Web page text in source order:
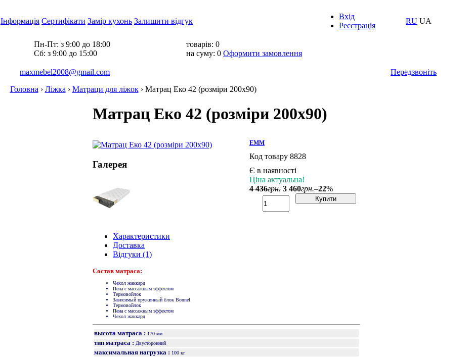
Інформація Сертифікати Замір кухонь Залишити відгук
Вхід
Реєстрація
RU UA
Пн-Пт: з 9:00 до 18:00
Cб: з 9:00 до 15:00
товарів: 0
на суму: 0 Оформити замовлення
maxmebel2008@gmail.com
Передзвоніть
Головна › Ліжка › Матраци для ліжок› Матрац Еко 42 (розміри 200х90)
Матрац Еко 42 (розміри 200х90)
Галерея
ЕММ
Код товару 8828
Є в наявності
Ціна актуальна!
4 436грн. 3 460грн.–22%
Купити
Характеристики
Доставка
Відгуки (1)
Состав матраса:
Чехол жаккард
Пена с массажным эффектом
Термовойлок
Зависимый пружинный блок Bonnel
Термовойлок
Пена с массажным эффектом
Чехол жаккард
высота матраса : 170 мм
тип матраса : Двусторонний
максимальная нагрузка : 100 кг